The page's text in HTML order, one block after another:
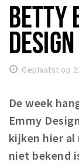
Eten
Drinken
Slapen
Winkels
Winkelgebieden
Parkeren
BETTY
Geplaatst op
De week
Emmy
kijken hier
niet bekend